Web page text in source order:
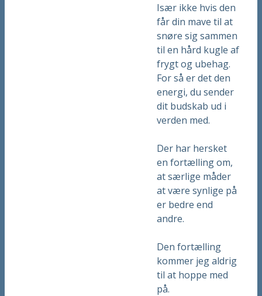
Især ikke hvis den
får din mave til at
snøre sig sammen
til en hård kugle af
frygt og ubehag.
For så er det den
energi, du sender
dit budskab ud i
verden med.
Der har hersket
en fortælling om,
at særlige måder
at være synlige på
er bedre end
andre.
Den fortælling
kommer jeg aldrig
til at hoppe med
på.